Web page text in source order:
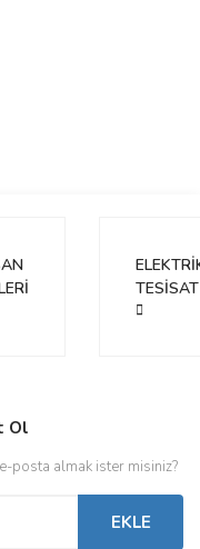
TESİSAT
Ol
posta almak ister misiniz?
EKLE